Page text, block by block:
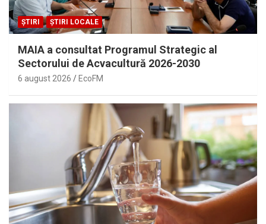
ȘTIRI ȘTIRI LOCALE
MAIA a consultat Programul Strategic al
Sectorului de Acvacultură 2026-2030
6 august 2026 EcoFM